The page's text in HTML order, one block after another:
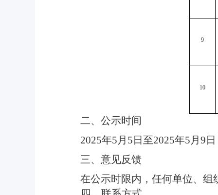
9
10
二、公示时间
2025年5月 5 日至2025年5月 9 日
三、意见反馈
在公示时限内，任何单位、组